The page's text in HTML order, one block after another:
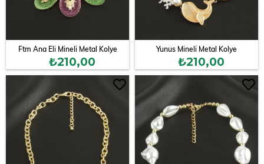
Ftm Ana Eli Mineli Metal Kolye
₺210,00
Yunus Mineli Metal Kolye
₺210,00